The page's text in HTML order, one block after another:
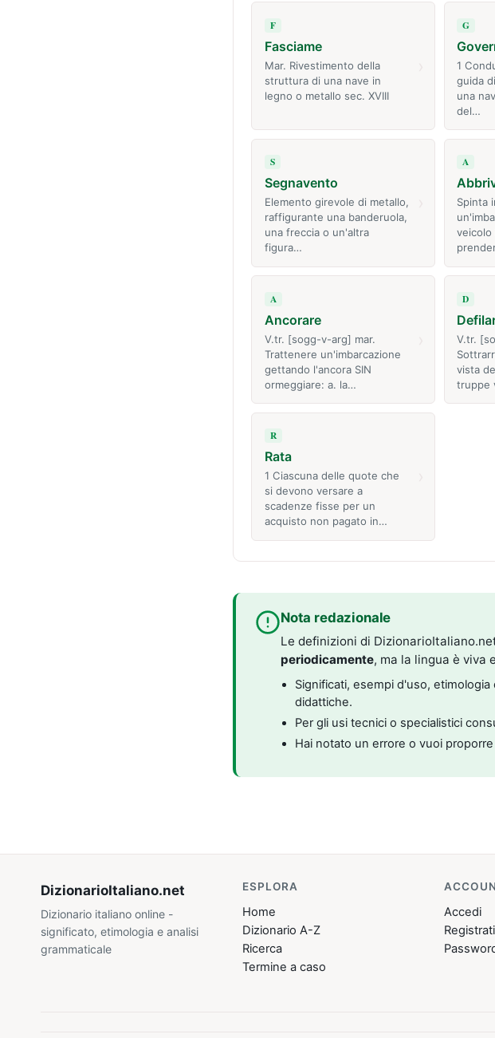
F
Fasciame
Mar. Rivestimento della
struttura di una nave in
legno o metallo sec. XVIII
G
1
guida
una
del…
S
Segnavento
Elemento girevole di metallo,
raffigurante una banderuola,
una freccia o un'altra
figura…
A
Spinta
veicolo
A
Ancorare
V.tr. [sogg-v-arg] mar.
Trattenere un'imbarcazione
gettando l'ancora SIN
ormeggiare: a. la…
D
V.tr.
vista
truppe
R
Rata
1 Ciascuna delle quote che
si devono versare a
scadenze fisse per un
acquisto non pagato in…
Nota redazionale
Le definizioni di
periodicamente, ma la lingua è viva
Significati, esempi d'uso,
didattiche.
Per gli usi tecnici o specialistici
Hai notato un errore o vuoi
DizionarioItaliano.net
Dizionario italiano online -
significato, etimologia e analisi
grammaticale
ESPLORA
Home
Dizionario A-Z
Ricerca
Termine a caso
Accedi
Registrati